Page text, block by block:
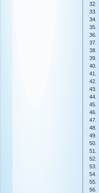
32.
33.
34.
35.
36.
37.
38.
39.
40.
41.
42.
43.
44.
45.
46.
47.
48.
49.
50.
51.
52.
53.
54.
55.
56.